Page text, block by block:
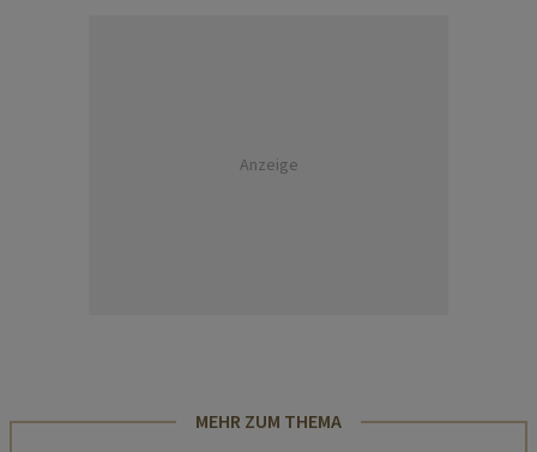
Anzeige
MEHR ZUM THEMA